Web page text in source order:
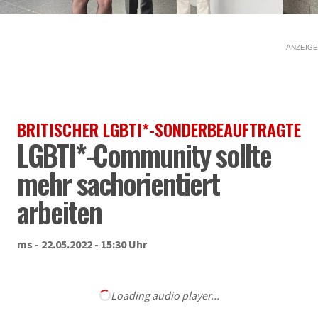
ANZEIGE
BRITISCHER LGBTI*-SONDERBEAUFTRAGTE
LGBTI*-Community sollte
mehr sachorientiert
arbeiten
ms - 22.05.2022 - 15:30 Uhr
Loading audio player...